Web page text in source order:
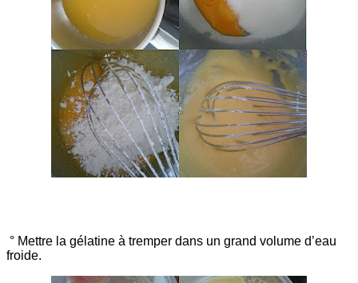
° Mettre la gélatine à tremper dans un grand volume d’eau
froide.